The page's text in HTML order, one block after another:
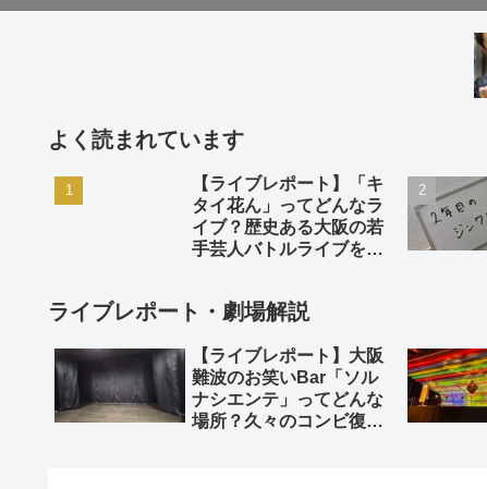
よく読まれています
【ライブレポート】「キ
タイ花ん」ってどんなラ
イブ？歴史ある大阪の若
手芸人バトルライブを徹
ライブレポート・劇場解説
【ライブレポート】大阪
難波のお笑いBar「ソル
ナシエンテ」ってどんな
場所？久々のコンビ復活